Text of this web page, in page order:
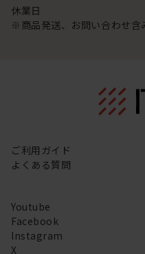
休業日
※商品発送、お問い合わせ含
ご利用ガイド
よくある質問
Youtube
Facebook
Instagram
X